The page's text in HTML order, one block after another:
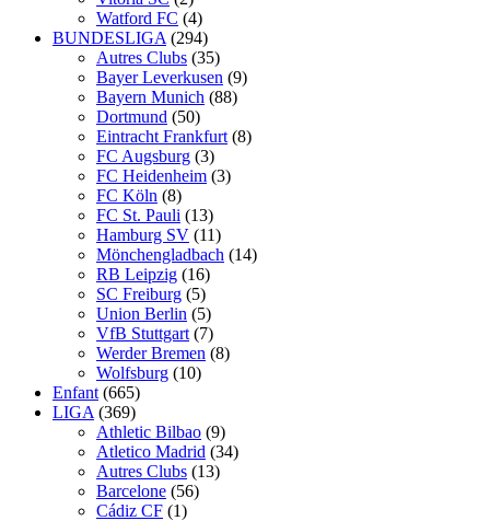
Watford FC (4)
BUNDESLIGA (294)
Autres Clubs (35)
Bayer Leverkusen (9)
Bayern Munich (88)
Dortmund (50)
Eintracht Frankfurt (8)
FC Augsburg (3)
FC Heidenheim (3)
FC Köln (8)
FC St. Pauli (13)
Hamburg SV (11)
Mönchengladbach (14)
RB Leipzig (16)
SC Freiburg (5)
Union Berlin (5)
VfB Stuttgart (7)
Werder Bremen (8)
Wolfsburg (10)
Enfant (665)
LIGA (369)
Athletic Bilbao (9)
Atletico Madrid (34)
Autres Clubs (13)
Barcelone (56)
Cádiz CF (1)